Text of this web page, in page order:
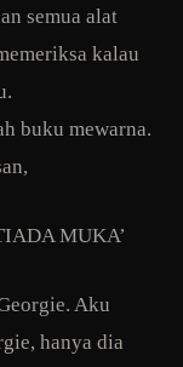
semua alat
kalau
buku mewarna.
MUKA’
Aku
hanya dia